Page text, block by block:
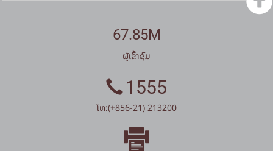
67.85M
ຜູ້ເຂົ້າຊົມ
1555
ໂທ:(+856-21) 213200